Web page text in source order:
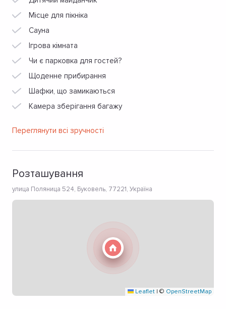
Місце для пікніка
Сауна
Ігрова кімната
Чи є парковка для гостей?
Щоденне прибирання
Шафки, що замикаються
Камера зберігання багажу
Переглянути всі зручності
Розташування
улица Поляница 524, Буковель, 77221, Україна
Leaflet | © OpenStreetMap